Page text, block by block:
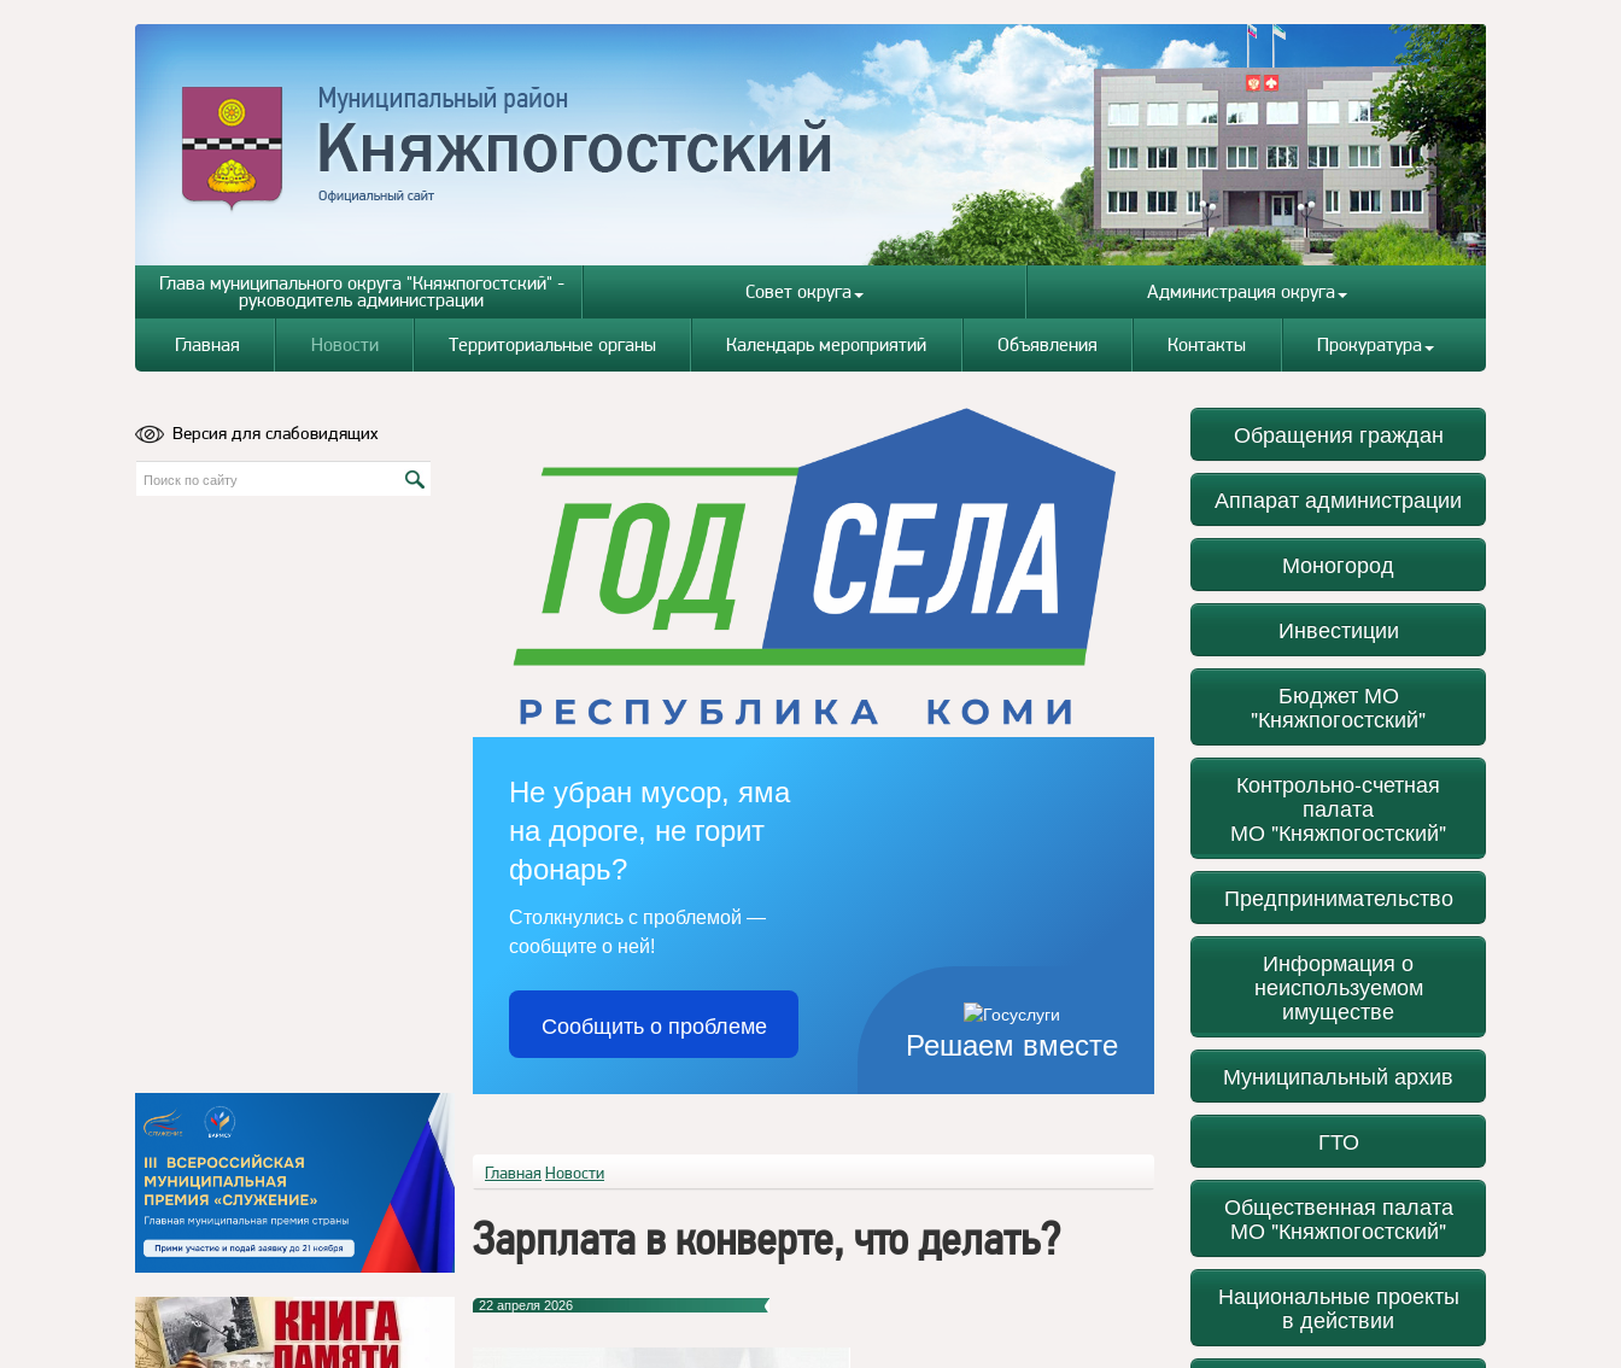
Глава муниципального округа "Княжпогостский" -
руководитель администрации Совет округа Администрация округа
Главная Новости Территориальные органы Календарь мероприятий Объявления Контакты Прокуратура
Версия для слабовидящих
Решаем вместе
Не убран мусор, яма
на дороге, не горит
фонарь?
Столкнулись с проблемой —
сообщите о ней!
Сообщить о проблеме
Главная Новости
Зарплата в конверте, что делать?
22 апреля 2026
Обращения граждан
Аппарат администрации
Моногород
Инвестиции
Бюджет МО
"Княжпогостский"
Контрольно-счетная
палата
МО "Княжпогостский"
Предпринимательство
Информация о
неиспользуемом
имуществе
Муниципальный архив
ГТО
Общественная палата
МО "Княжпогостский"
Национальные проекты
в действии